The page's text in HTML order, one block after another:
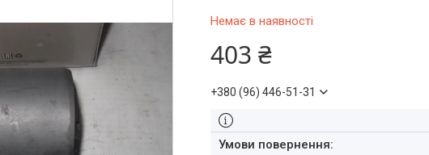
Немає в наявності
403 ₴
+380 (96) 446-51-31